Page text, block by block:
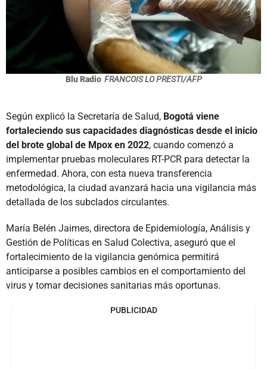
Blu Radio FRANCOIS LO PRESTI/AFP
Según explicó la Secretaría de Salud, Bogotá viene
fortaleciendo sus capacidades diagnósticas desde el inicio
del brote global de Mpox en 2022, cuando comenzó a
implementar pruebas moleculares RT-PCR para detectar la
enfermedad. Ahora, con esta nueva transferencia
metodológica, la ciudad avanzará hacia una vigilancia más
detallada de los subclados circulantes.
María Belén Jaimes, directora de Epidemiología, Análisis y
Gestión de Políticas en Salud Colectiva, aseguró que el
fortalecimiento de la vigilancia genómica permitirá
anticiparse a posibles cambios en el comportamiento del
virus y tomar decisiones sanitarias más oportunas.
PUBLICIDAD